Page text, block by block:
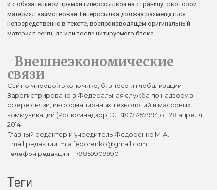
и с обязательной прямой гиперссылкой на страницу, с которой
материал заимствован. Гиперссылка должна размещаться
непосредственно в тексте, воспроизводящем оригинальный
материал eer.ru, до или после цитируемого блока.
Внешнеэкономические
связи
Сайт о мировой экономике, бизнесе и глобализации
Зарегистрировано в Федеральная служба по надзору в
сфере связи, информационных технологий и массовых
коммуникаций (Роскомнадзор) Эл ФС77-57994 от 28 апреля
2014
Главный редактор и учредитель Федоренко М.А.
Email редакции: m.a.fedorenko@gmail.com.
Телефон редакции: +79859909990
Теги